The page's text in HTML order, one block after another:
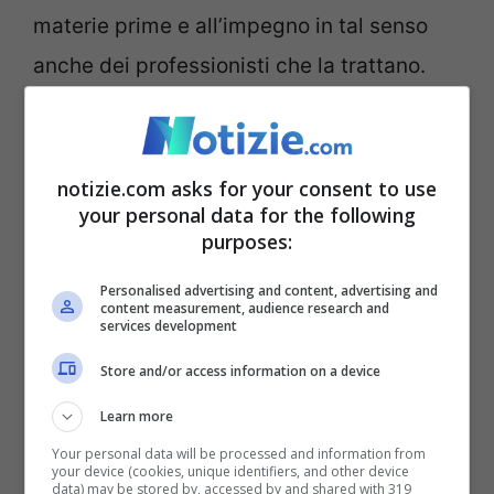
materie prime e all’impegno in tal senso
anche dei professionisti che la trattano.
Cucina italiana nel mondo,
numeri davvero da
applausi
I numeri della cucina italiana nel mondo
sono da applausie sebbene sulla qualità
non ci sia da stupirsi a dire il vero alcuni
aspetti non ce li potevamo aspettare.
Soprattutto perché ci troviamo sì in un
notizie.com asks for your consent to use
your personal data for the following
purposes:
Personalised advertising and content, advertising and
content measurement, audience research and
services development
Store and/or access information on a device
Learn more
Your personal data will be processed and information from
your device (cookies, unique identifiers, and other device
data) may be stored by, accessed by and shared with 319